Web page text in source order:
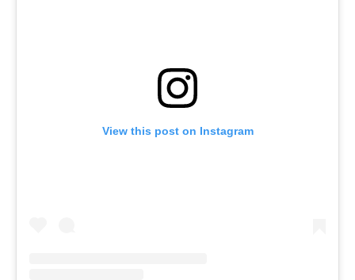
View this post on Instagram